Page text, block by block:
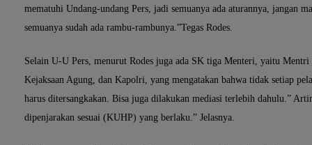
mematuhi Undang-undang Pers, jadi semuanya ada aturannya, jangan
semuanya sudah ada rambu-rambunya.”Tegas Rodes.
Selain U-U Pers, menurut Rodes juga ada SK tiga Menteri, yaitu
Kejaksaan Agung, dan Kapolri, yang mengatakan bahwa tidak setiap
harus ditersangkakan. Bisa juga dilakukan mediasi terlebih dahulu.”
dipenjarakan sesuai (KUHP) yang berlaku.” Jelasnya.